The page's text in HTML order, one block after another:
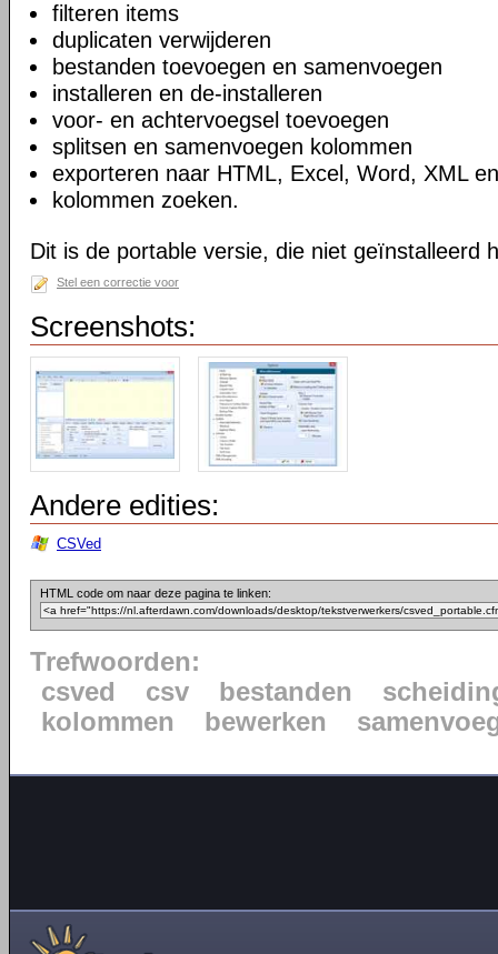
filteren items
duplicaten verwijderen
bestanden toevoegen en samenvoegen
installeren en de-installeren
voor- en achtervoegsel toevoegen
splitsen en samenvoegen kolommen
exporteren naar HTML, Excel, Word, XML
kolommen zoeken.
Dit is de portable versie, die niet geïnstalleerd
Stel een correctie voor
Screenshots:
Andere edities:
CSVed
HTML code om naar deze pagina te linken:
Trefwoorden:
csved
csv bestanden
kolommen
bewerken